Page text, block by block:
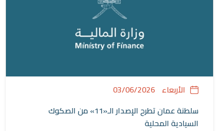
الأربعاء 03/06/2026
سلطنة عمان تطرح الإصدار الـ«11» من الصكوك
السيادية المحلية